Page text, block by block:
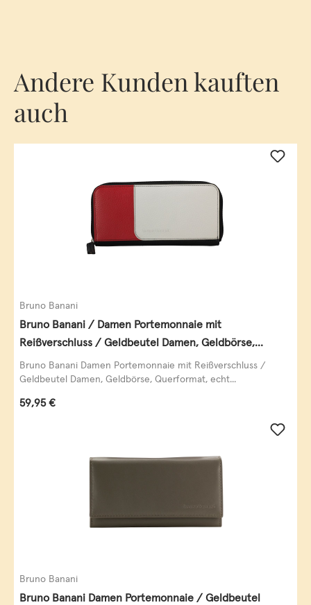
Andere Kunden kauften
auch
Bruno Banani
Bruno Banani / Damen Portemonnaie mit
Reißverschluss / Geldbeutel Damen, Geldbörse,
Querformat, echt Leder, black/white/red
Bruno Banani Damen Portemonnaie mit Reißverschluss /
Geldbeutel Damen, Geldbörse, Querformat, echt...
Regulärer Preis:
59,95 €
Bruno Banani
Bruno Banani Damen Portemonnaie / Geldbeutel